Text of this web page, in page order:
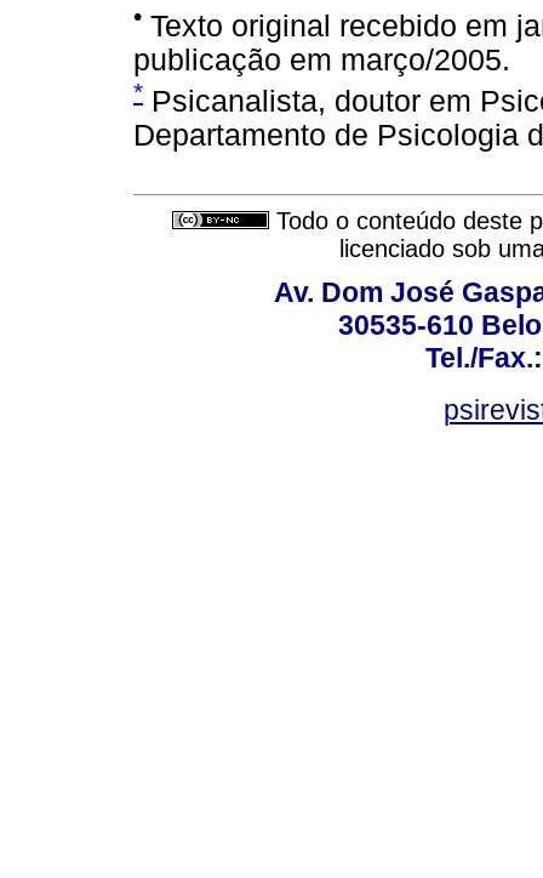
• Texto original recebido em
publicação em março/2005.
* Psicanalista, doutor em
Departamento de Psicologia
Todo o conteúdo deste
licenciado sob
Av. Dom José
30535-610
Tel./